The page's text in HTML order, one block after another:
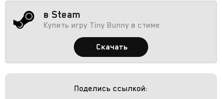
в Steam
Купить игру Tiny Bunny в стиме
Скачать
Поделись ссылкой: